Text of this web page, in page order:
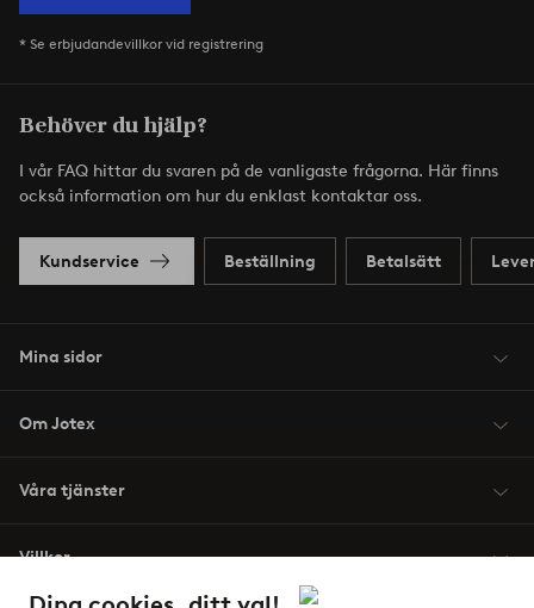
* Se erbjudandevillkor vid registrering
Behöver du hjälp?
I vår FAQ hittar du svaren på de vanligaste frågorna. Här finns
också information om hur du enklast kontaktar oss.
Kundservice Beställning Betalsätt
Mina sidor
Om Jotex
Våra tjänster
Villkor